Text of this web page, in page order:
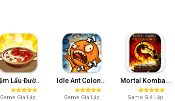
Tiệm Lẩu Đường Hạnh Phúc v1.8.2 (Full Kim Cương)
Game Giả Lập
Idle Ant Colony v1.22.5 (Xóa QC)
Game Giả Lập
Mortal Kombat - Unchained PSP (Giả Lập PSP)
Game Giả Lập